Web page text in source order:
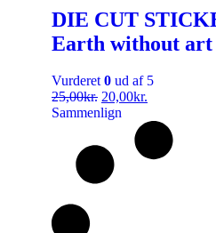
DIE CUT
Earth without art
Vurderet0 ud af 5
25,00kr. 20,00kr.
Sammenlign